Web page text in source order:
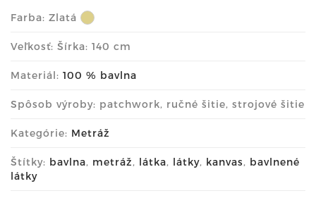
Farba: Zlatá
Veľkosť: Šírka: 140 cm
Materiál: 100 % bavlna
Spôsob výroby: patchwork, ručné šitie, strojové šitie
Kategórie: Metráž
Štítky: bavlna, metráž, látka, látky, kanvas, bavlnené
látky